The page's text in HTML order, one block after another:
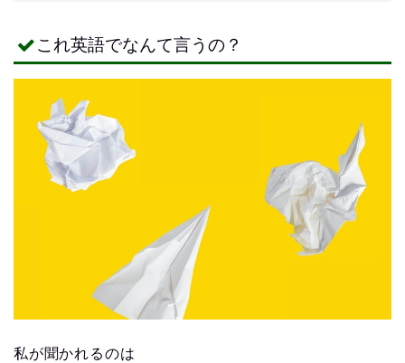
これ英語でなんて言うの？
私が聞かれるのは